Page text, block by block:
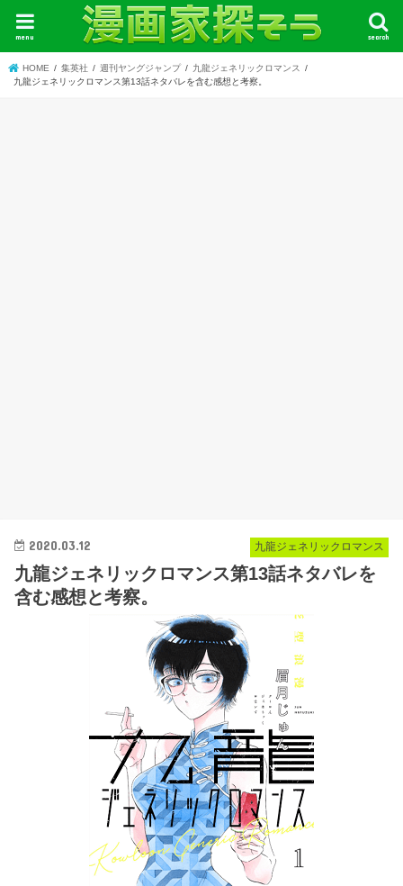
search
menu
HOME 集英社 週刊ヤングジャンプ
九龍ジェネリックロマンス
九龍ジェネリックロマンス第13話ネタバレを含む感想と考察。
九龍ジェネリックロマンス
2020.03.12
九龍ジェネリックロマンス第13話ネタバレを
含む感想と考察。